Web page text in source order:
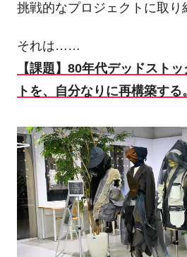
挑戦的なプロジェクトに取り
それは……
【課題】80年代デッドスト
トを、自分なりに再構築する。